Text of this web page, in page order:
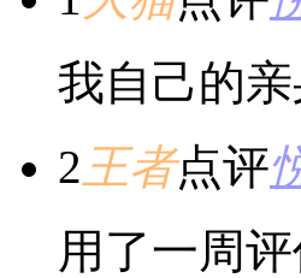
我自己的
2 王者点评
用了一周